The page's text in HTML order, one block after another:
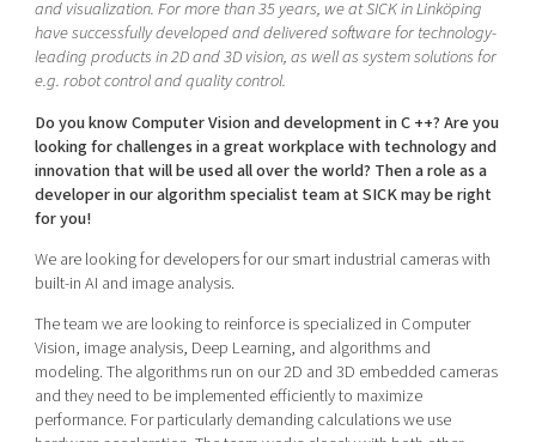
and visualization. For more than 35 years, we at SICK in Linköping
have successfully developed and delivered software for technology-
leading products in 2D and 3D vision, as well as system solutions for
e.g. robot control and quality control.
Do you know Computer Vision and development in C ++? Are you
looking for challenges in a great workplace with technology and
innovation that will be used all over the world? Then a role as a
developer in our algorithm specialist team at SICK may be right
for you!
We are looking for developers for our smart industrial cameras with
built-in AI and image analysis.
The team we are looking to reinforce is specialized in Computer
Vision, image analysis, Deep Learning, and algorithms and
modeling. The algorithms run on our 2D and 3D embedded cameras
and they need to be implemented efficiently to maximize
performance. For particularly demanding calculations we use